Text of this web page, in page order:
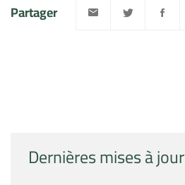
Dernières mises à jour
Partager